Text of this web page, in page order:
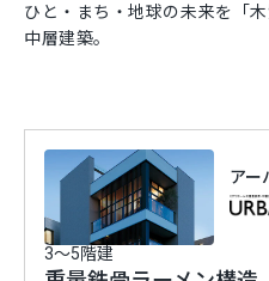
ひと・まち・地球の未来を「
中層建築。
アー
3〜5階建